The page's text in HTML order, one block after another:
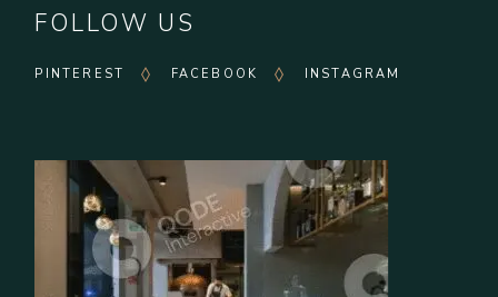
FOLLOW US
PINTEREST FACEBOOK INSTAGRAM